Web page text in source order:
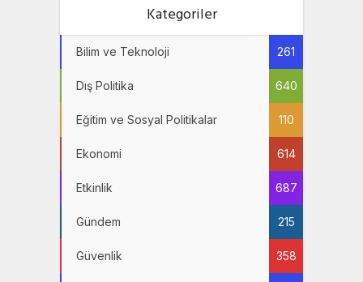
Kategoriler
Bilim ve Teknoloji 261
Dış Politika 640
Eğitim ve Sosyal Politikalar 110
Ekonomi 614
Etkinlik 687
Gündem 215
Güvenlik 358